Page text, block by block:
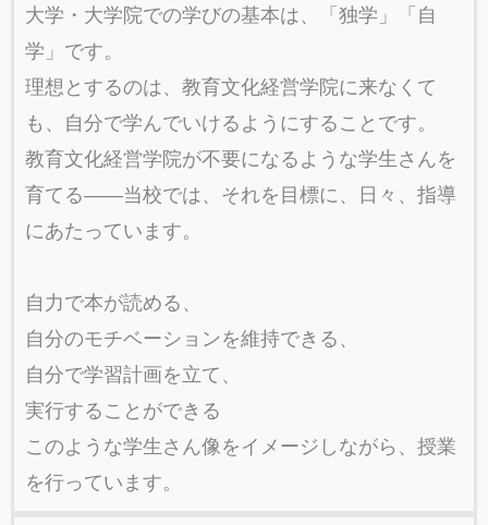
大学・大学院での学びの基本は、「独学」「自
学」です。
理想とするのは、教育文化経営学院に来なくて
も、自分で学んでいけるようにすることです。
教育文化経営学院が不要になるような学生さんを
育てる――当校では、それを目標に、日々、指導
にあたっています。
自力で本が読める、
自分のモチベーションを維持できる、
自分で学習計画を立て、
実行することができる
このような学生さん像をイメージしながら、授業
を行っています。